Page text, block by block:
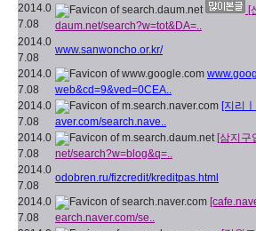
2014.0
7.08
[
daum.net/search?w=tot&DA=..
2014.0
7.08
www.sanwoncho.or.kr/
2014.0
7.08
web&cd=9&ved=0CEA..
2014.0
7.08
[지리
aver.com/search.nave..
2014.0
7.08
[삼지구
net/search?w=blog&q=..
2014.0
7.08
odobren.ru/fizcredit/kreditpas.html
2014.0
7.08
earch.naver.com/se..